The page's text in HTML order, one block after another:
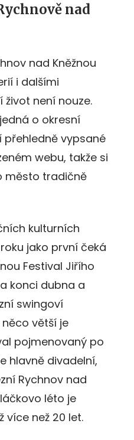
nad
nad Kněžnou
i dalšími
není nouze.
o okresní
vypsané
webu, takže si
město tradičně
kulturních
jako první čeká
Festival Jiřího
konci dubna a
swingoví
větší je
pojmenovaný po
hlavně divadelní,
Rychnov nad
léto je
více než 20 let.